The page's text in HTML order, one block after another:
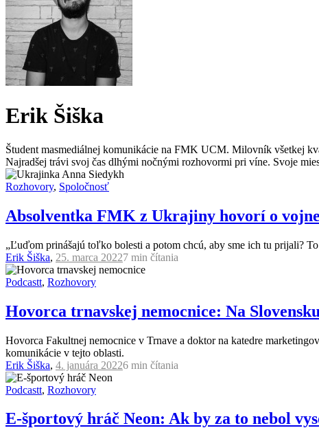
Erik Šiška
Študent masmediálnej komunikácie na FMK UCM. Milovník všetkej
Najradšej trávi svoj čas dlhými nočnými rozhovormi pri víne. Svoje
Rozhovory, Spoločnosť
Absolventka FMK z Ukrajiny hovorí o
„Ľuďom prinášajú toľko bolesti a potom chcú, aby sme ich tu prijali?
Erik Šiška, 25. marca 20227 min čítania
Podcastt, Rozhovory
Hovorca trnavskej nemocnice: Na
Hovorca Fakultnej nemocnice v Trnave a doktor na katedre
komunikácie v tejto oblasti.
Erik Šiška, 4. januára 20226 min čítania
Podcastt, Rozhovory
E-športový hráč Neon: Ak by za to nebol